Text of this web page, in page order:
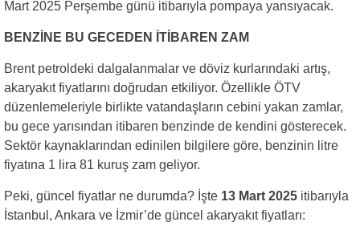
Mart 2025 Perşembe günü itibarıyla pompaya yansıyacak.
BENZİNE BU GECEDEN İTİBAREN ZAM
Brent petroldeki dalgalanmalar ve döviz kurlarındaki artış,
akaryakıt fiyatlarını doğrudan etkiliyor. Özellikle ÖTV
düzenlemeleriyle birlikte vatandaşların cebini yakan zamlar,
bu gece yarısından itibaren benzinde de kendini gösterecek.
Sektör kaynaklarından edinilen bilgilere göre, benzinin litre
fiyatına 1 lira 81 kuruş zam geliyor.
Peki, güncel fiyatlar ne durumda? İşte 13 Mart 2025 itibarıyla
İstanbul, Ankara ve İzmir’de güncel akaryakıt fiyatları: